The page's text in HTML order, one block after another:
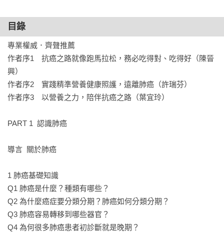
變化，讓病人吃得下並吃對營養
目錄
專業權威．齊聲推薦
作者序1　抗癌之路就像跑馬拉松，務必吃得對、吃得好（陳晉
興）
作者序2　實踐精準營養健康照護，遠離肺癌（許瑞芬）
作者序3　以營養之力，陪伴抗癌之路（葉宜玲）
PART 1  認識肺癌
導言  關於肺癌
1 肺癌基礎知識
Q1 肺癌是什麼？種類有哪些？
Q2 為什麼癌症要分類分期？肺癌如何分類分期？
Q3 肺癌容易轉移到哪些器官？
Q4 為何很多肺癌患者初診斷就是晚期？